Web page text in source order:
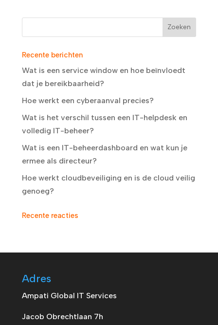
Recente berichten
Wat is een service window en hoe beïnvloedt
dat je bereikbaarheid?
Hoe werkt een cyberaanval precies?
Wat is het verschil tussen een IT-helpdesk en
volledig IT-beheer?
Wat is een IT-beheerdashboard en wat kun je
ermee als directeur?
Hoe werkt cloudbeveiliging en is de cloud veilig
genoeg?
Recente reacties
Adres
Ampati Global IT Services
Jacob Obrechtlaan 7h